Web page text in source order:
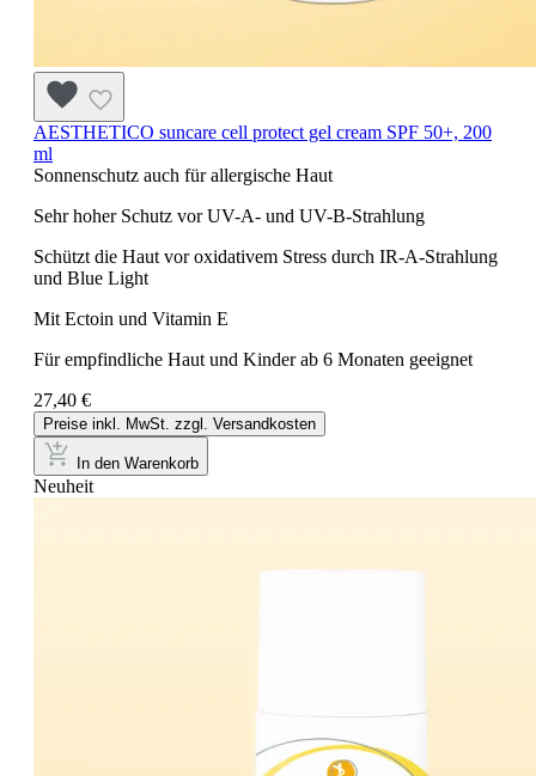
AESTHETICO suncare cell protect gel cream SPF 50+, 200
ml
Sonnenschutz auch für allergische Haut
Sehr hoher Schutz vor UV-A- und UV-B-Strahlung
Schützt die Haut vor oxidativem Stress durch IR-A-Strahlung
und Blue Light
Mit Ectoin und Vitamin E
Für empfindliche Haut und Kinder ab 6 Monaten geeignet
27,40 €
Preise inkl. MwSt. zzgl. Versandkosten
In den Warenkorb
Neuheit